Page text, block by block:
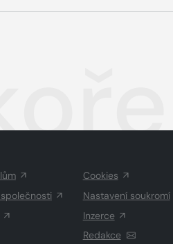
Cookies
Nastavení soukromí
Inzerce
Redakce